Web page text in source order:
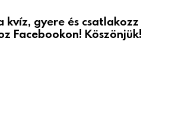
kvíz, gyere és csatlakozz
Facebookon! Köszönjük!